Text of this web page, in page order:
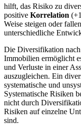
hilft, das Risiko zu
positive Korrelation
Weise steigen oder
unterschiedliche
Die Diversifikation
Immobilien ermöglicht
und Verluste in einer
auszugleichen. Ein
systematische und
Systematische Risiken
nicht durch
Risiken auf einzelne
sind.